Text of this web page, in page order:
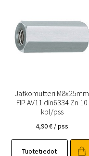
Jatkomutteri M8x25mm
FIP AV11 din6334 Zn 10
kpl/pss
4,90€ / pss
Tuotetiedot